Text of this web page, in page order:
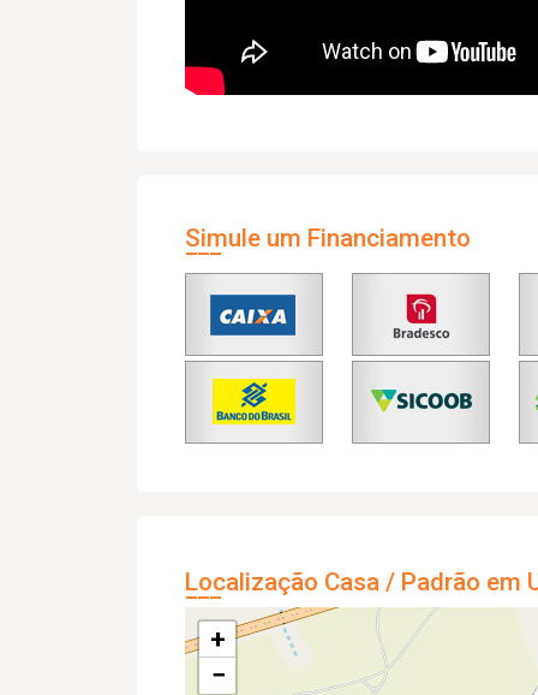
Simule um Financiamento
Localização Casa / Padrão em
+
−